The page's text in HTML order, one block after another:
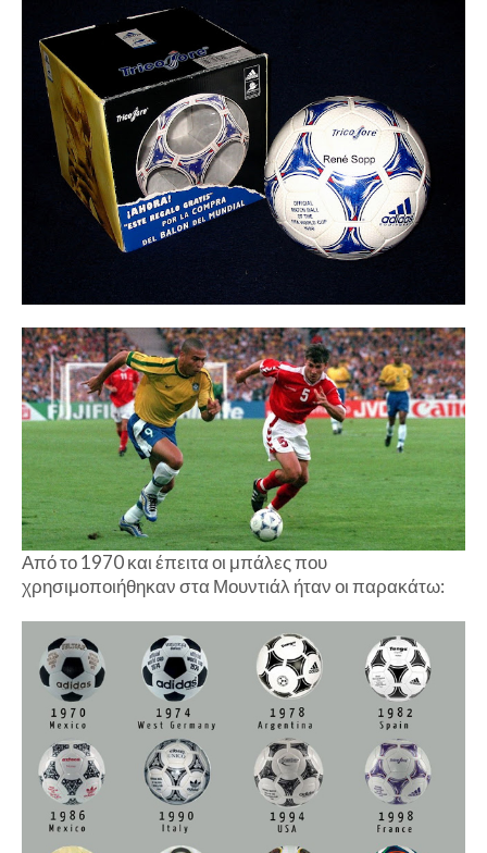
Από το 1970 και έπειτα οι μπάλες που
χρησιμοποιήθηκαν στα Μουντιάλ ήταν οι παρακάτω: